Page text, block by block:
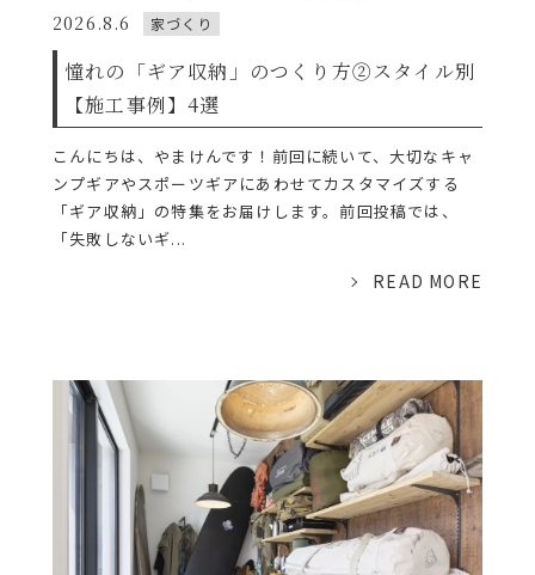
2026.8.6 家づくり
憧れの「ギア収納」のつくり方②スタイル別
【施工事例】4選
こんにちは、やまけんです！前回に続いて、大切なキャ
ンプギアやスポーツギアにあわせてカスタマイズする
「ギア収納」の特集をお届けします。前回投稿では、
「失敗しないギ...
READ MORE